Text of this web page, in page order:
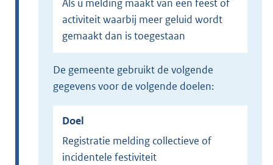
Als u melding maakt van een feest of
activiteit waarbij meer geluid wordt
gemaakt dan is toegestaan
de gemeente gebruikt de volgende
gegevens voor de volgende doelen:
Doel
Registratie melding collectieve of
incidentele festiviteit